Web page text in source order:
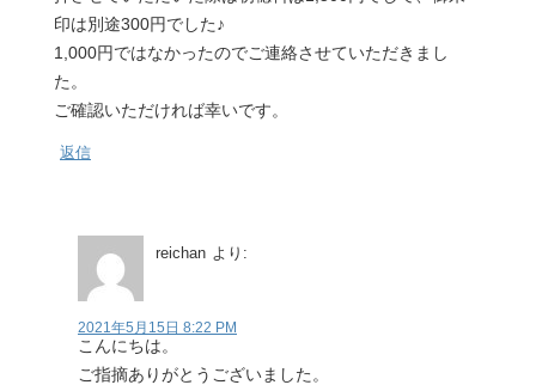
印は別途300円でした♪
1,000円ではなかったのでご連絡させていただきまし
た。
ご確認いただければ幸いです。
返信
reichan より:
2021年5月15日 8:22 PM
こんにちは。
ご指摘ありがとうございました。